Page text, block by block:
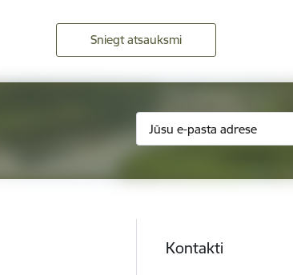
Sniegt atsauksmi
Kontakti